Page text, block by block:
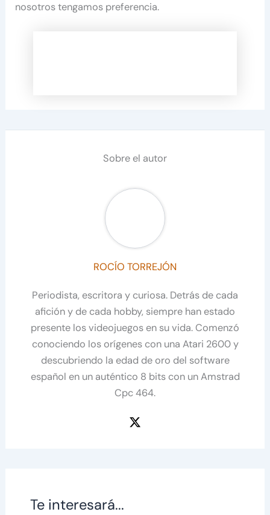
nosotros tengamos preferencia.
Sobre el autor
ROCÍO TORREJÓN
Periodista, escritora y curiosa. Detrás de cada
afición y de cada hobby, siempre han estado
presente los videojuegos en su vida. Comenzó
conociendo los orígenes con una Atari 2600 y
descubriendo la edad de oro del software
español en un auténtico 8 bits con un Amstrad
Cpc 464.
Te interesará...